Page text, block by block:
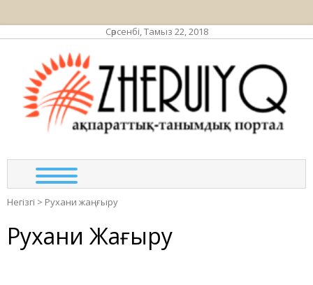
Сәрсенбі, Тамыз 22, 2018
Негізгі > Рухани жаңғыру
Рухани Жаңғыру